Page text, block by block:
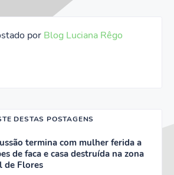
por Blog Luciana Rêgo
DESTAS POSTAGENS
termina com mulher ferida a
de faca e casa destruída na zona
de Flores